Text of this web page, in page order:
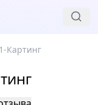
Картинг